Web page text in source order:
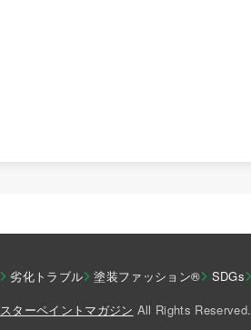
劣化トラブル 塗装ファッション®︎ SDGs
スターペイントマガジン All Rights Reserved.